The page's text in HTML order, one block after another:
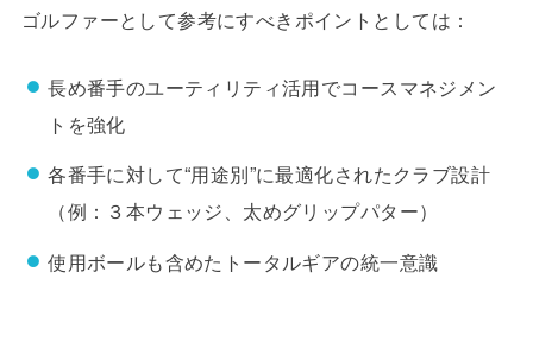
ゴルファーとして参考にすべきポイントとしては：
長め番手のユーティリティ活用でコースマネジメン
トを強化
各番手に対して“用途別”に最適化されたクラブ設計
（例：３本ウェッジ、太めグリップパター）
使用ボールも含めたトータルギアの統一意識